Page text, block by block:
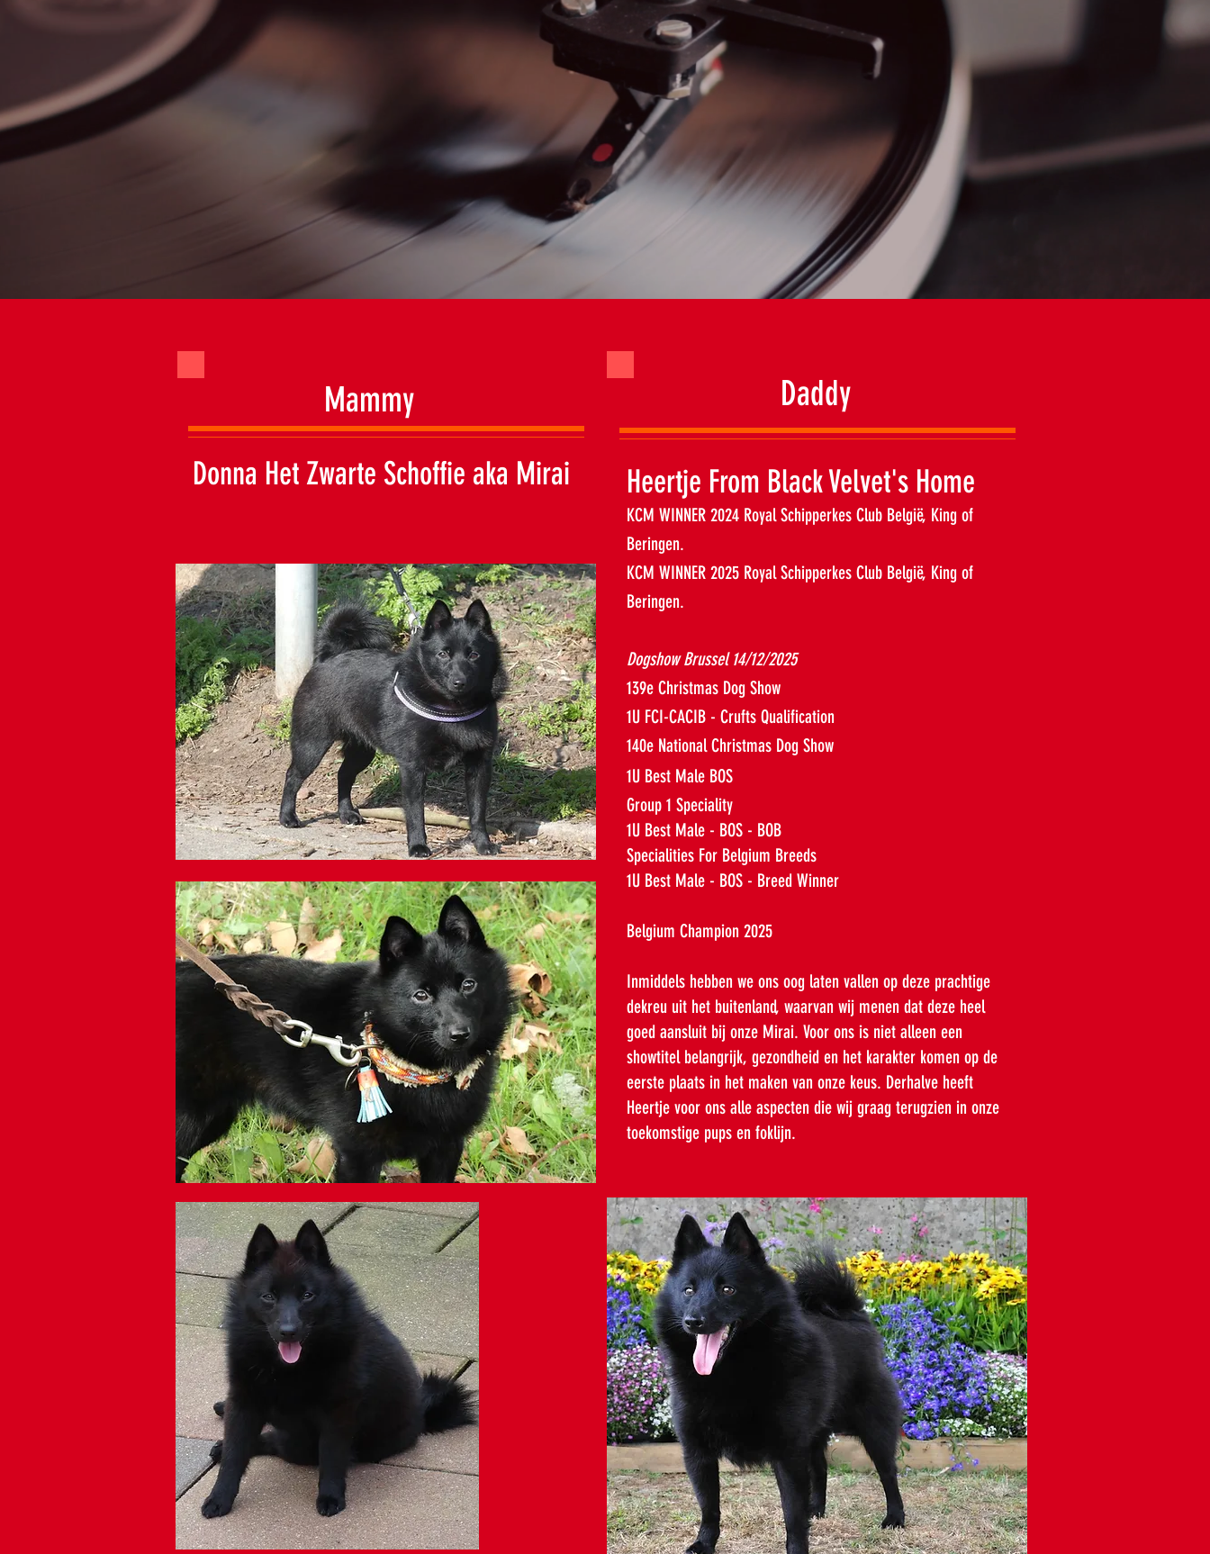
Mammy
Donna Het Zwarte Schoffie aka Mirai
Daddy
Heertje From Black Velvet's Home
KCM WINNER 2024 Royal Schipperkes Club België, King of
Beringen.
KCM WINNER 2025 Royal Schipperkes Club België, King of
Beringen.
Dogshow Brussel 14/12/2025
139e Christmas Dog Show
1U FCI-CACIB - Crufts Qualification
140e National Christmas Dog Show
1U Best Male BOS
Group 1 Speciality
1U Best Male - BOS - BOB
Specialities For Belgium Breeds
1U Best Male - BOS - Breed Winner
Belgium Champion 2025
Inmiddels hebben we ons oog laten vallen op deze prachtige
dekreu uit het buitenland, waarvan wij menen dat deze heel
goed aansluit bij onze Mirai. Voor ons is niet alleen een
showtitel belangrijk, gezondheid en het karakter komen op de
eerste plaats in het maken van onze keus. Derhalve heeft
Heertje voor ons alle aspecten die wij graag terugzien in onze
toekomstige pups en foklijn.